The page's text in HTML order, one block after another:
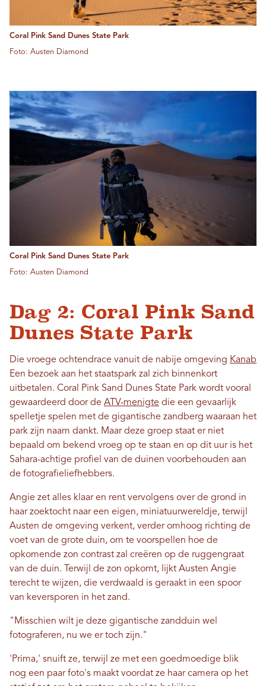
Coral Pink Sand Dunes State Park
Foto: Austen Diamond
Coral Pink Sand Dunes State Park
Foto: Austen Diamond
Dag 2: Coral Pink Sand
Dunes State Park
Die vroege ochtendrace vanuit de nabije omgeving Kanab
Een bezoek aan het staatspark zal zich binnenkort
uitbetalen. Coral Pink Sand Dunes State Park wordt vooral
gewaardeerd door de ATV-menigte die een gevaarlijk
spelletje spelen met de gigantische zandberg waaraan het
park zijn naam dankt. Maar deze groep staat er niet
bepaald om bekend vroeg op te staan ​​en op dit uur is het
Sahara-achtige profiel van de duinen voorbehouden aan
de fotografieliefhebbers.
Angie zet alles klaar en rent vervolgens over de grond in
haar zoektocht naar een eigen, miniatuurwereldje, terwijl
Austen de omgeving verkent, verder omhoog richting de
voet van de grote duin, om te voorspellen hoe de
opkomende zon contrast zal creëren op de ruggengraat
van de duin. Terwijl de zon opkomt, lijkt Austen Angie
terecht te wijzen, die verdwaald is geraakt in een spoor
van keversporen in het zand.
"Misschien wilt je deze gigantische zandduin wel
fotograferen, nu we er toch zijn."
'Prima,' snuift ze, terwijl ze met een goedmoedige blik
nog een paar foto's maakt voordat ze haar camera op het